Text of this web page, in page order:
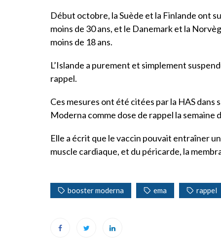
Début octobre, la Suède et la Finlande ont
moins de 30 ans, et le Danemark et la
moins de 18 ans.
L’Islande a purement et simplement
rappel.
Ces mesures ont été citées par la HAS
Moderna comme dose de rappel la semaine
Elle a écrit que le vaccin pouvait entraîner
muscle cardiaque, et du péricarde, la
booster moderna ema rappel